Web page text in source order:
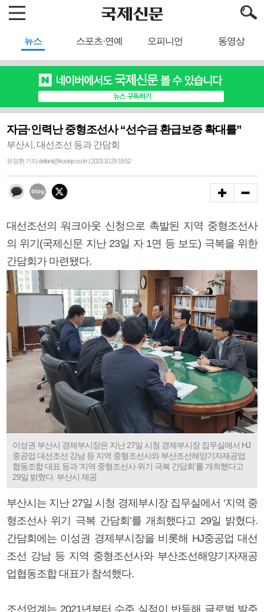
뉴스 스포츠·연예 오피니언 동영상
자금·인력난 중형조선사 “선수금 환급보증 확대를”
부산시, 대선조선 등과 간담회
유정환 기자 defiant@kookje.co.kr | 2023.10.29 19:52
대선조선의 워크아웃 신청으로 촉발된 지역 중형조선사
의 위기(국제신문 지난 23일 자 1면 등 보도) 극복을 위한
간담회가 마련됐다.
이성권 부산시 경제부시장은 지난 27일 시청 경제부시장 집무실에서 HJ
중공업 대선조선 강남 등 지역 중형조선사와 부산조선해양기자재공업
협동조합 대표 등과 ‘지역 중형조선사 위기 극복 간담회’를 개최했다고
29일 밝혔다. 부산시 제공
부산시는 지난 27일 시청 경제부시장 집무실에서 ‘지역 중
형조선사 위기 극복 간담회’를 개최했다고 29일 밝혔다.
간담회에는 이성권 경제부시장을 비롯해 HJ중공업 대선
조선 강남 등 지역 중형조선사와 부산조선해양기자재공
업협동조합 대표가 참석했다.
조선업계는 2021년부터 수주 실적이 반등해 글로벌 발주